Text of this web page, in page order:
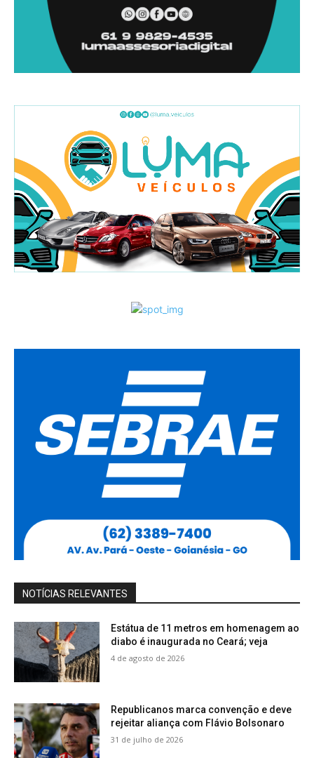
NOTÍCIAS RELEVANTES
Estátua de 11 metros em homenagem ao
diabo é inaugurada no Ceará; veja
4 de agosto de 2026
Republicanos marca convenção e deve
rejeitar aliança com Flávio Bolsonaro
31 de julho de 2026